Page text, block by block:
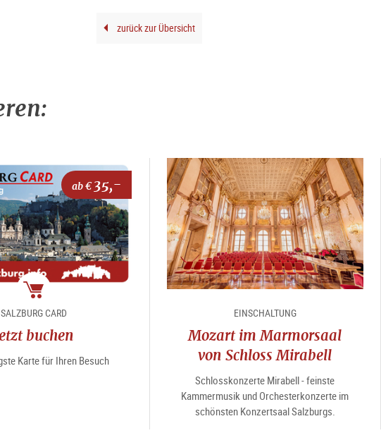
zurück zur Übersicht
ab €35,-
Package
SALZBURG CARD
buchen
Karte für Ihren Besuch
EINSCHALTUNG
Mozart im Marmorsaal
von Schloss Mirabell
Schlosskonzerte Mirabell - feinste
Kammermusik und Orchesterkonzerte im
schönsten Konzertsaal Salzburgs.